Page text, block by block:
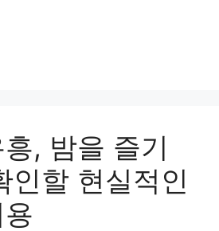
, 밤을 즐기
인할 현실적인